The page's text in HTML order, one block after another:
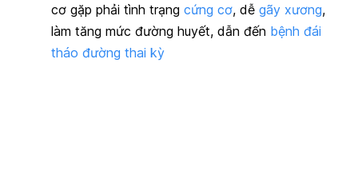
cơ gặp phải tình trạng cứng cơ, dễ gãy xương,
làm tăng mức đường huyết, dẫn đến bệnh đái
tháo đường thai kỳ